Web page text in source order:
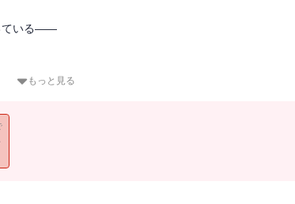
ている――
たちの正体は――？
もっと見る